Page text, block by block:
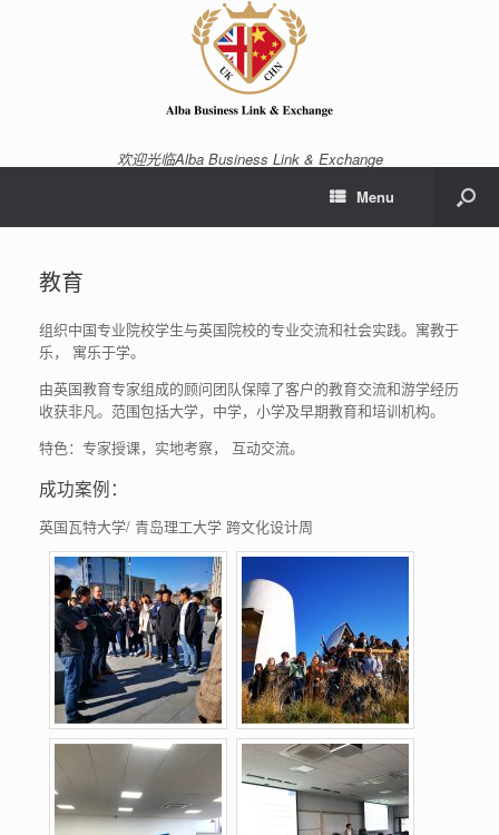
欢迎光临Alba Business Link & Exchange
Menu
教育
组织中国专业院校学生与英国院校的专业交流和社会实践。寓教于
乐， 寓乐于学。
由英国教育专家组成的顾问团队保障了客户的教育交流和游学经历
收获非凡。范围包括大学，中学，小学及早期教育和培训机构。
特色：专家授课，实地考察， 互动交流。
成功案例：
英国瓦特大学/ 青岛理工大学 跨文化设计周